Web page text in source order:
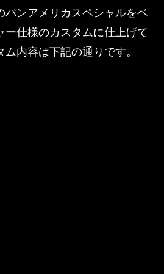
パンアメリカスペシャルをベ
ー仕様のカスタムに仕上げて
内容は下記の通りです。